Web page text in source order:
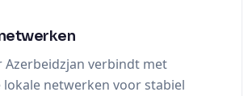
Azerbeidzjan verbindt met
netwerken voor stabiel